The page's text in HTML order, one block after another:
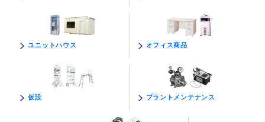
ユニットハウス オフィス商品
仮設 プラントメンテナンス